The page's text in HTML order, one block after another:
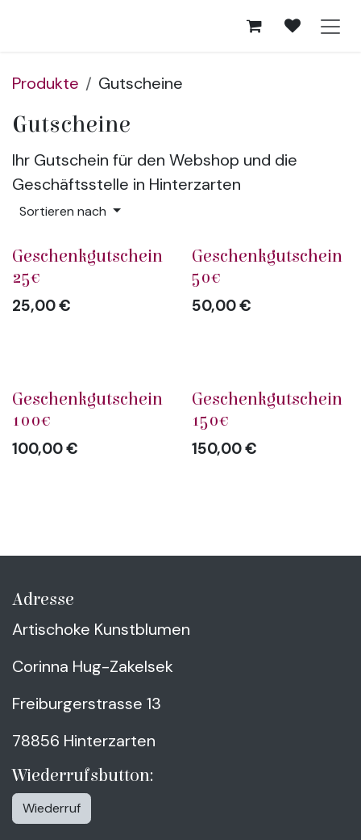
Produkte Gutscheine
Gutscheine
Ihr Gutschein für den Webshop und die
Geschäftsstelle in Hinterzarten
Sortieren nach
Geschenkgutschein
25€
25,00€
Geschenkgutschein
50€
50,00€
Geschenkgutschein
100€
100,00€
Geschenkgutschein
150€
150,00€
Adresse
Artischoke Kunstblumen
Corinna Hug-Zakelsek
Freiburgerstrasse 13
78856 Hinterzarten
Wiederrufsbutton:
Wiederruf